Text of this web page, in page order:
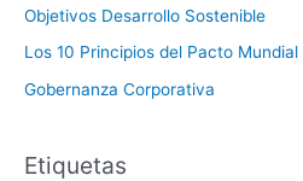
Objetivos Desarrollo Sostenible
Los 10 Principios del Pacto Mundial
Gobernanza Corporativa
Etiquetas